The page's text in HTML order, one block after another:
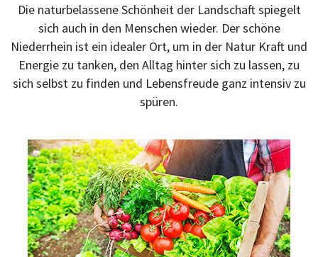
Die naturbelasseneSchönheit der Landschaftspiegelt
sich auch in den Menschen wieder. Der schöne
Niederrhein ist ein idealer Ort, um in der Natur Kraft und
Energie zu tanken, den Alltag hinter sich zu lassen, zu
sich selbst zu finden und Lebensfreudeganz intensiv zu
spüren.